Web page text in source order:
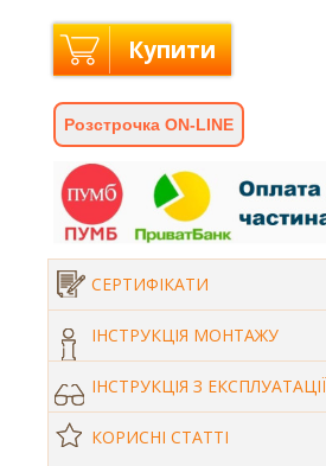
Купити
Розстрочка ON-LINE
СЕРТИФІКАТИ
ІНСТРУКЦІЯ МОНТАЖУ
ІНСТРУКЦІЯ З ЕКСПЛУАТАЦІЇ
КОРИСНІ СТАТТІ